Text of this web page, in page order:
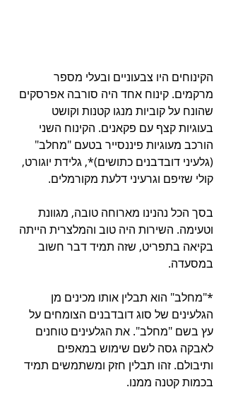
הקינוחים היו צבעוניים ובעלי מספר
מרקמים. קינוח אחד היה סורבה אפרסקים
שהונח על קוביות מנגו קטנות וקושט
בעוגיות קצף עם פקאנים. הקינוח השני
הורכב מעוגיות פיננסייר בטעם "מחלב"
(גלעיני דובדבנים כתושים)*, גלידת יוגורט,
קולי שזיפם וגרעיני דלעת מקורמלים.
בסך הכל נהנינו מארוחה טובה, מגוונת
וטעימה. השירות היה טוב והמלצרית הייתה
בקיאה בתפריט, שזה תמיד דבר חשוב
במסעדה.
*"מחלב" הוא תבלין אותו מכינים מן
הגלעינים של סוג דובדבנים הצומחים על
עץ בשם "מחלב". את הגלעינים טוחנים
לאבקה גסה לשם שימוש במאפים
ותיבולם. זהו תבלין חזק ומשתמשים תמיד
בכמות קטנה ממנו.